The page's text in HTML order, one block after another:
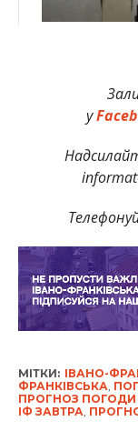
у
МІТКИ: ІВАНО-
ФРАНКІВСЬКА,
ПРОГНОЗ ПОГОДИ
ІФ ЗАВТРА,